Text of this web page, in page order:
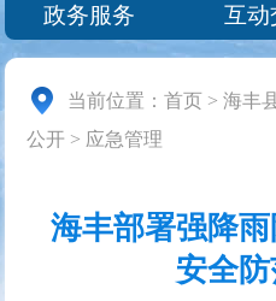
政务服务
互动
当前位置：首页 >海丰
公开 > 应急管理
海丰部署强降
安全